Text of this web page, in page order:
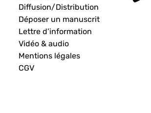
Diffusion/Distribution
Déposer un manuscrit
Lettre d’information
Vidéo & audio
Mentions légales
CGV